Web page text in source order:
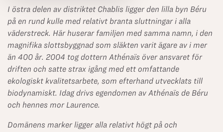
I östra delen av distriktet Chablis ligger den lilla byn Béru
på en rund kulle med relativt branta sluttningar i alla
väderstreck. Här huserar familjen med samma namn, i den
magnifika slottsbyggnad som släkten varit ägare av i mer
än 400 år. 2004 tog dottern Athénaïs över ansvaret för
driften och satte strax igång med ett omfattande
ekologiskt kvalitetsarbete, som efterhand utvecklats till
biodynamiskt. Idag drivs egendomen av Athénaïs de Béru
och hennes mor Laurence.
Domänens marker ligger alla relativt högt på och